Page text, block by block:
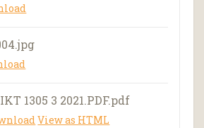
1305 3 2021.PDF.pdf
View as HTML